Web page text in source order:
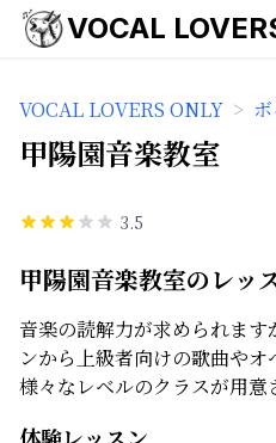
VOCAL
VOCAL LOVERS ONLY >
甲陽園音楽教室
3.5
甲陽園音楽教室のレッ
音楽の読解力が求められま
ンから上級者向けの歌曲やオ
様々なレベルのクラスが用意